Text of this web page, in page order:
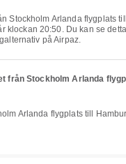
klockan 20:50. Du kan se
på Airpaz.
från Stockholm Arlanda